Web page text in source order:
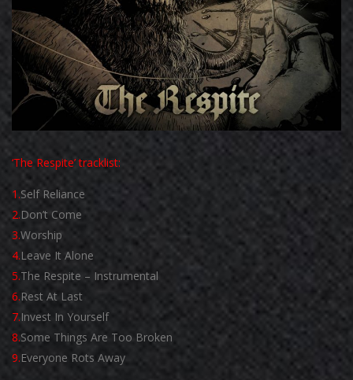
‘The Respite’ tracklist:
1.Self Reliance
2.Don’t Come
3.Worship
4.Leave It Alone
5.The Respite – Instrumental
6.Rest At Last
7.Invest In Yourself
8.Some Things Are Too Broken
9.Everyone Rots Away